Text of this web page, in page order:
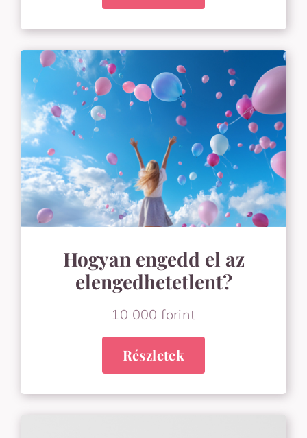
Hogyan engedd el az
elengedhetetlent?
10 000 forint
Részletek